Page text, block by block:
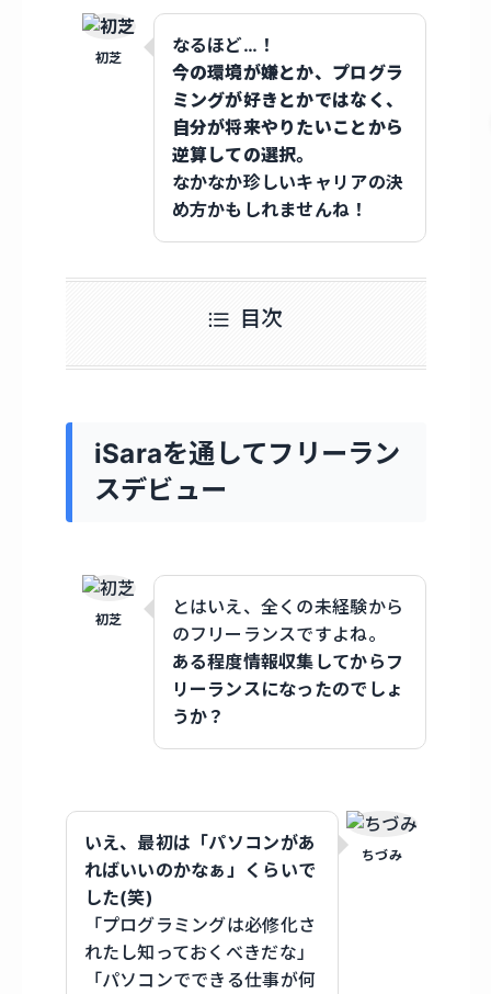
初芝
なるほど…！
今の環境が嫌とか、プログラ
ミングが好きとかではなく、
自分が将来やりたいことから
逆算しての選択。
なかなか珍しいキャリアの決
め方かもしれませんね！
目次
iSaraを通してフリーラン
スデビュー
初芝
とはいえ、全くの未経験から
のフリーランスですよね。
ある程度情報収集してからフ
リーランスになったのでしょ
うか？
ちづみ
いえ、最初は「パソコンがあ
ればいいのかなぁ」くらいで
した(笑)
「プログラミングは必修化さ
れたし知っておくべきだな」
「パソコンでできる仕事が何